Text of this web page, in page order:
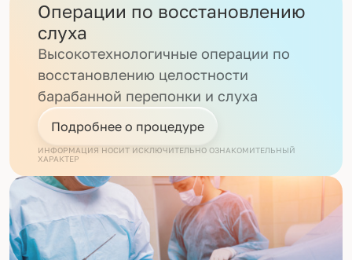
Операции по восстановлению
слуха
Высокотехнологичные операции по
восстановлению целостности
барабанной перепонки и слуха
Подробнее о процедуре
ИНФОРМАЦИЯ НОСИТ ИСКЛЮЧИТЕЛЬНО ОЗНАКОМИТЕЛЬНЫЙ
ХАРАКТЕР